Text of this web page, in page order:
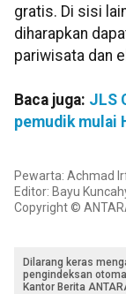
gratis. Di sisi
diharapkan
pariwisata dan
Baca juga: JLS
pemudik mulai
Pewarta: Achmad
Editor: Bayu
Copyright ©
Dilarang keras
pengindeksan
Kantor Berita